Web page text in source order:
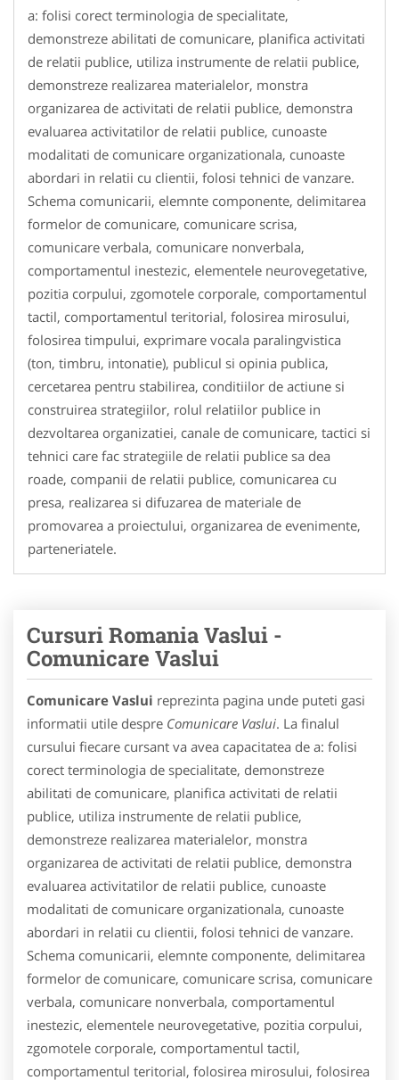
a: folisi corect terminologia de specialitate,
demonstreze abilitati de comunicare, planifica activitati
de relatii publice, utiliza instrumente de relatii publice,
demonstreze realizarea materialelor, monstra
organizarea de activitati de relatii publice, demonstra
evaluarea activitatilor de relatii publice, cunoaste
modalitati de comunicare organizationala, cunoaste
abordari in relatii cu clientii, folosi tehnici de vanzare.
Schema comunicarii, elemnte componente, delimitarea
formelor de comunicare, comunicare scrisa,
comunicare verbala, comunicare nonverbala,
comportamentul inestezic, elementele neurovegetative,
pozitia corpului, zgomotele corporale, comportamentul
tactil, comportamentul teritorial, folosirea mirosului,
folosirea timpului, exprimare vocala paralingvistica
(ton, timbru, intonatie), publicul si opinia publica,
cercetarea pentru stabilirea, conditiilor de actiune si
construirea strategiilor, rolul relatiilor publice in
dezvoltarea organizatiei, canale de comunicare, tactici si
tehnici care fac strategiile de relatii publice sa dea
roade, companii de relatii publice, comunicarea cu
presa, realizarea si difuzarea de materiale de
promovarea a proiectului, organizarea de evenimente,
parteneriatele.
Cursuri Romania Vaslui -
Comunicare Vaslui
Comunicare Vaslui reprezinta pagina unde puteti gasi
informatii utile despre Comunicare Vaslui. La finalul
cursului fiecare cursant va avea capacitatea de a: folisi
corect terminologia de specialitate, demonstreze
abilitati de comunicare, planifica activitati de relatii
publice, utiliza instrumente de relatii publice,
demonstreze realizarea materialelor, monstra
organizarea de activitati de relatii publice, demonstra
evaluarea activitatilor de relatii publice, cunoaste
modalitati de comunicare organizationala, cunoaste
abordari in relatii cu clientii, folosi tehnici de vanzare.
Schema comunicarii, elemnte componente, delimitarea
formelor de comunicare, comunicare scrisa, comunicare
verbala, comunicare nonverbala, comportamentul
inestezic, elementele neurovegetative, pozitia corpului,
zgomotele corporale, comportamentul tactil,
comportamentul teritorial, folosirea mirosului, folosirea